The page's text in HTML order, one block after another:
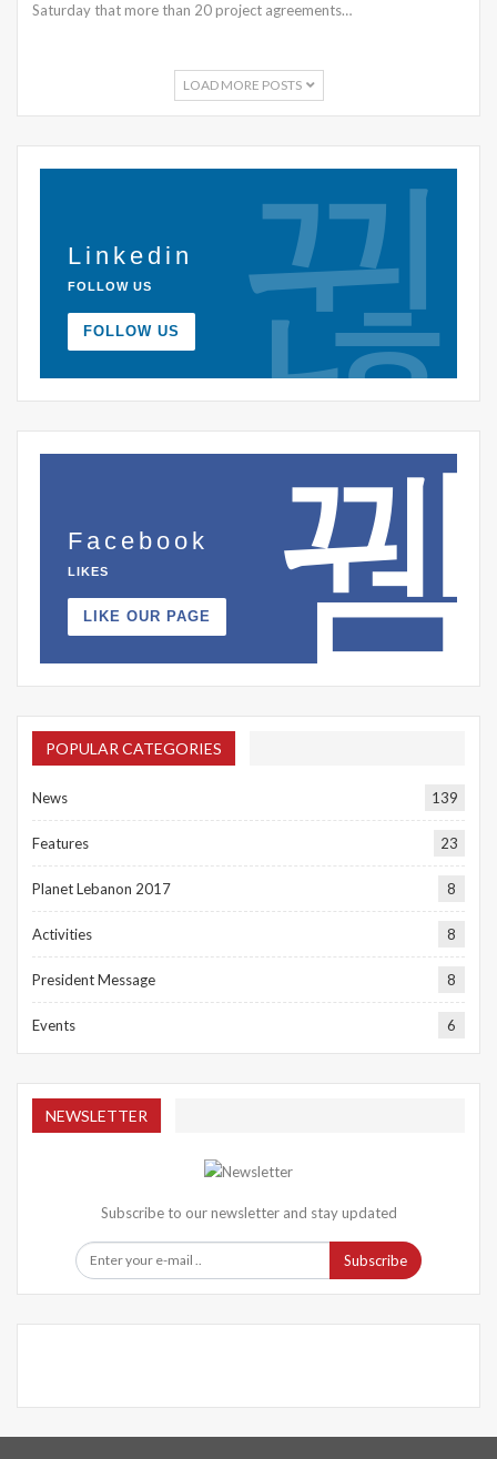
Saturday that more than 20 project agreements…
LOAD MORE POSTS
Linkedin
FOLLOW US
FOLLOW US
Facebook
LIKES
LIKE OUR PAGE
POPULAR CATEGORIES
News 139
Features 23
Planet Lebanon 2017 8
Activities 8
President Message 8
Events 6
NEWSLETTER
Subscribe to our newsletter and stay updated
Subscribe